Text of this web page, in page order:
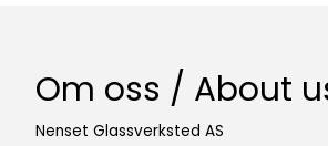
Om oss / About
Nenset Glassverksted AS